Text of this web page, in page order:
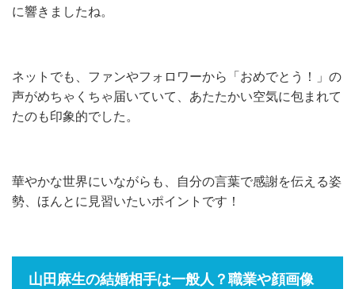
に響きましたね。
ネットでも、ファンやフォロワーから「おめでとう！」の
声がめちゃくちゃ届いていて、あたたかい空気に包まれて
たのも印象的でした。
華やかな世界にいながらも、自分の言葉で感謝を伝える姿
勢、ほんとに見習いたいポイントです！
山田麻生の結婚相手は一般人？職業や顔画像